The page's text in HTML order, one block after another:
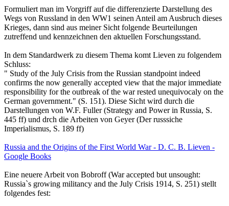
Formuliert man im Vorgriff auf die differenzierte Darstellung des
Wegs von Russland in den WW1 seinen Anteil am Ausbruch dieses
Krieges, dann sind aus meiner Sicht folgende Beurteilungen
zutreffend und kennzeichnen den aktuellen Forschungsstand.
In dem Standardwerk zu diesem Thema komt Lieven zu folgendem
Schluss:
" Study of the July Crisis from the Russian standpoint indeed
confirms the now generally accepted view that the major immediate
responsibility for the outbreak of the war rested unequivocaly on the
German government." (S. 151). Diese Sicht wird durch die
Darstellungen von W.F. Fuller (Strategy and Power in Russia, S.
445 ff) und drch die Arbeiten von Geyer (Der russsiche
Imperialismus, S. 189 ff)
Russia and the Origins of the First World War - D. C. B. Lieven -
Google Books
Eine neuere Arbeit von Bobroff (War accepted but unsought:
Russia`s growing militancy and the July Crisis 1914, S. 251) stellt
folgendes fest: